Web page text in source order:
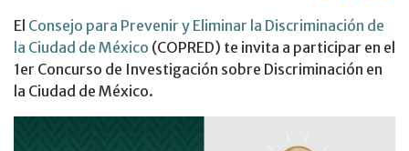
El Consejo para Prevenir y Eliminar la Discriminación de
la Ciudad de México (COPRED) te invita a participar en el
1er Concurso de Investigación sobre Discriminación en
la Ciudad de México.